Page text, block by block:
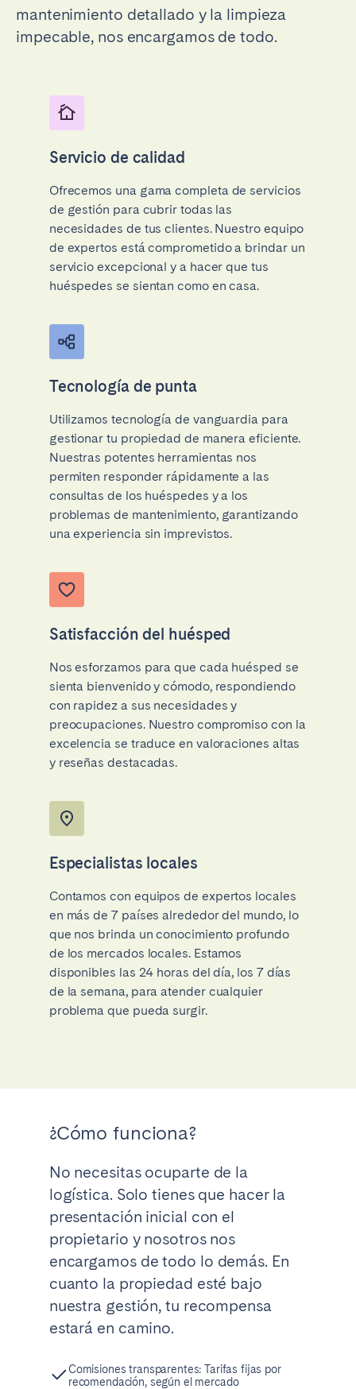
mantenimiento detallado y la limpieza
impecable, nos encargamos de todo.
Servicio de calidad
Ofrecemos una gama completa de servicios
de gestión para cubrir todas las
necesidades de tus clientes. Nuestro equipo
de expertos está comprometido a brindar un
servicio excepcional y a hacer que tus
huéspedes se sientan como en casa.
Tecnología de punta
Utilizamos tecnología de vanguardia para
gestionar tu propiedad de manera eficiente.
Nuestras potentes herramientas nos
permiten responder rápidamente a las
consultas de los huéspedes y a los
problemas de mantenimiento, garantizando
una experiencia sin imprevistos.
Satisfacción del huésped
Nos esforzamos para que cada huésped se
sienta bienvenido y cómodo, respondiendo
con rapidez a sus necesidades y
preocupaciones. Nuestro compromiso con la
excelencia se traduce en valoraciones altas
y reseñas destacadas.
Especialistas locales
Contamos con equipos de expertos locales
en más de 7 países alrededor del mundo, lo
que nos brinda un conocimiento profundo
de los mercados locales. Estamos
disponibles las 24 horas del día, los 7 días
de la semana, para atender cualquier
problema que pueda surgir.
¿Cómo funciona?
No necesitas ocuparte de la
logística. Solo tienes que hacer la
presentación inicial con el
propietario y nosotros nos
encargamos de todo lo demás. En
cuanto la propiedad esté bajo
nuestra gestión, tu recompensa
estará en camino.
Comisiones transparentes: Tarifas fijas por
recomendación, según el mercado